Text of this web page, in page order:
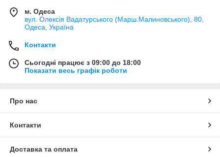
м. Одеса
вул. Олексія Вадатурського (Марш.Малиновського), 80,
Одеса, Україна
Контакти
Сьогодні працює з 09:00 до 18:00
Показати весь графік роботи
Про нас
Контакти
Доставка та оплата